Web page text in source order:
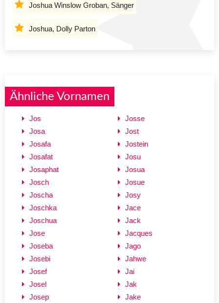
Joshua Winslow Groban, Sänger
Joshua, Dolly Parton
Ähnliche Vornamen
Jos
Josa
Josafa
Josafat
Josaphat
Josch
Joscha
Joschka
Joschua
Jose
Joseba
Josebi
Josef
Josel
Josep
Josse
Jost
Jostein
Josu
Josua
Josue
Josy
Jace
Jack
Jacques
Jago
Jahwe
Jai
Jak
Jake